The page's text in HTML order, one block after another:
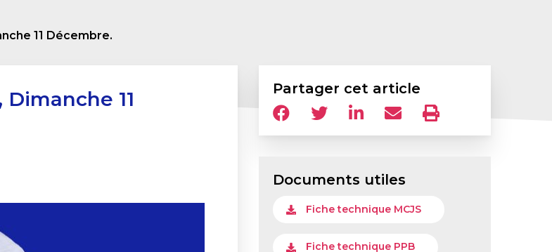
11 Décembre.
11
Partager cet article
Documents utiles
Fiche technique MCJS
Fiche technique PPB